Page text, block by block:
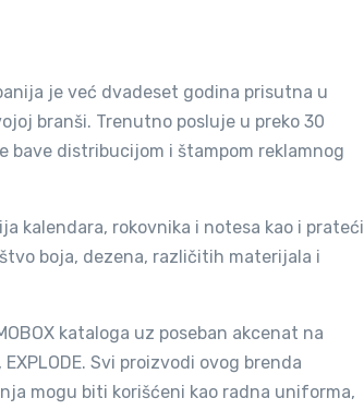
je već dvadeset godina prisutna u
branši. Trenutno posluje u preko 30
bave distribucijom i štampom reklamnog
kalendara, rokovnika i notesa kao i prateći
boja, dezena, različitih materijala i
kataloga uz poseban akcenat na
Svi proizvodi ovog brenda
mogu biti korišćeni kao radna uniforma,